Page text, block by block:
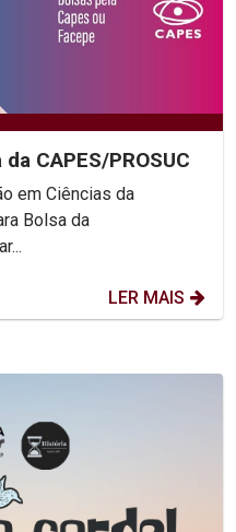
CAPES/PROSUC
em Ciências da
Bolsa da
LER MAIS